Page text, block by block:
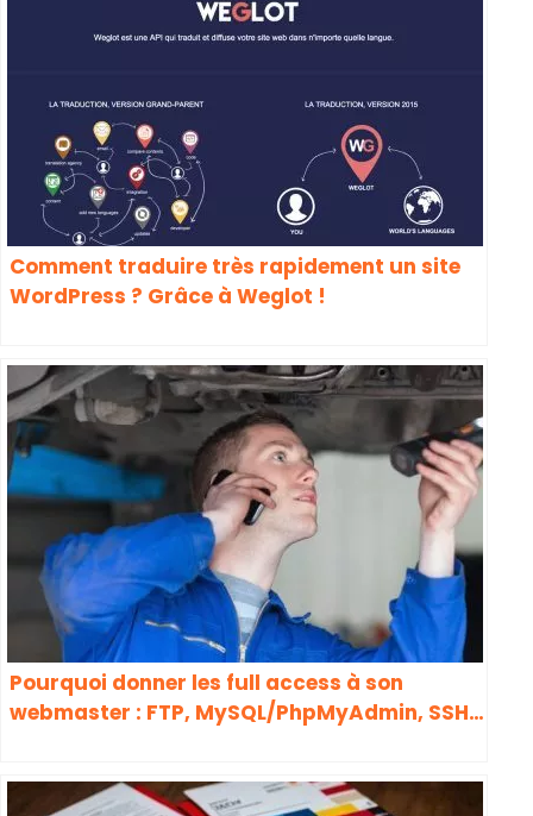
Comment traduire très rapidement un site
WordPress ? Grâce à Weglot !
Pourquoi donner les full access à son
webmaster : FTP, MySQL/PhpMyAdmin, SSH,